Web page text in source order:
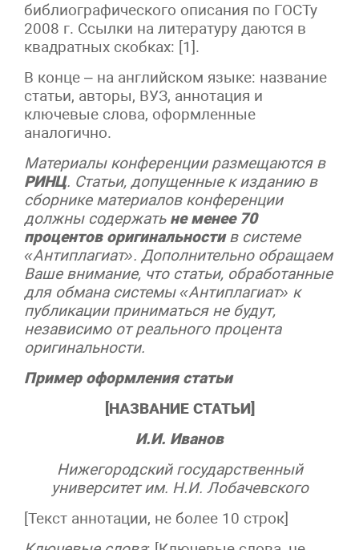
библиографического описания по ГОСТу
2008 г. Ссылки на литературу даются в
квадратных скобках: [1].
В конце – на английском языке: название
статьи, авторы, ВУЗ, аннотация и
ключевые слова, оформленные
аналогично.
Материалы конференции размещаются в
РИНЦ. Статьи, допущенные к изданию в
сборнике материалов конференции
должны содержать не менее 70
процентов оригинальностив системе
«Антиплагиат». Дополнительно обращаем
Ваше внимание, что статьи, обработанные
для обмана системы «Антиплагиат» к
публикации приниматься не будут,
независимо от реального процента
оригинальности.
Пример оформления статьи
[НАЗВАНИЕ СТАТЬИ]
И.И. Иванов
Нижегородский государственный
университет им. Н.И. Лобачевского
[Текст аннотации, не более 10 строк]